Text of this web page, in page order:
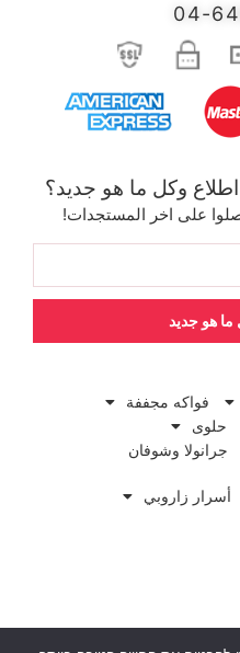
04-
وكل ما هو جديد؟
على اخر المستجدات!
هو جديد
فواكه مجففة
حلوى
جرانولا وشوفان
أسرار زاروبي